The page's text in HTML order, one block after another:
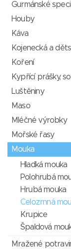
Gurmánské
Houby
Káva
Kojenecká a
Koření
Kypřící prášky,
Luštěniny
Maso
Mléčné výrobky
Mořské řasy
Mouka
Hladká mouka
Polohrubá
Hrubá mouka
Celozrnná
Krupice
Špaldová
Mražené